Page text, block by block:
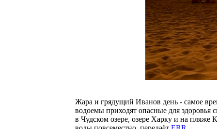
Жара и грядущий Иванов день - самое
водоемы приходят опасные для
в Чудском озере, озере Харку и на пляже